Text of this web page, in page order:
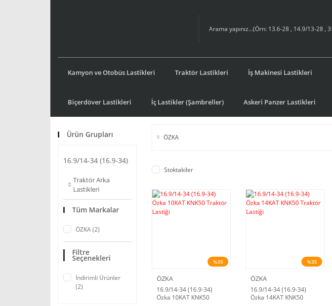
Kamyon ve Otobüs Lastikleri Traktör Lastikleri İş Makinesi Lastikleri
Biçerdöver Lastikleri İç Lastikler (Şambreller) Askeri Panzer Lastikleri
Ürün Grupları
16.9/14-34 (16.9-34)
Traktör Arka
Lastikleri
Tüm Markalar
ÖZKA (2)
Filtre
Seçenekleri
İndirimli Ürünler
(2)
ÖZKA
Stoktakiler
%35
ÖZKA
16.9/14-34 (16.9-34)
Özka 10KAT KNK50
%35
ÖZKA
16.9/14-34 (16.9-34)
Özka 14KAT KNK50